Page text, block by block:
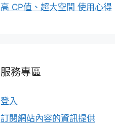
高 CP值、超大空間 使用心得
服務專區
登入
訂閱網站內容的資訊提供